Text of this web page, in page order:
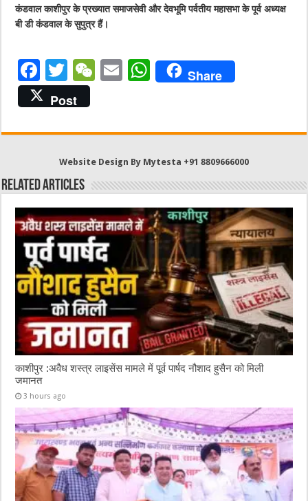
कंडवाल काशीपुर के प्रख्यात समाजसेवी और देवभूमि पर्वतीय महासभा के पूर्व अध्यक्ष
बी डी कंडवाल के सुपुत्र हैं।
F
a
c
e
o
o
k
T
w
it
te
r
W
h
at
E
l
W
s
A
p
p
Share
Post
Website Design By Mytesta +91 8809666000
Related Articles
काशीपुर :अवैध शस्त्र लाइसेंस मामले में पूर्व पार्षद नौशाद हुसैन को मिली
जमानत
3 hours ago